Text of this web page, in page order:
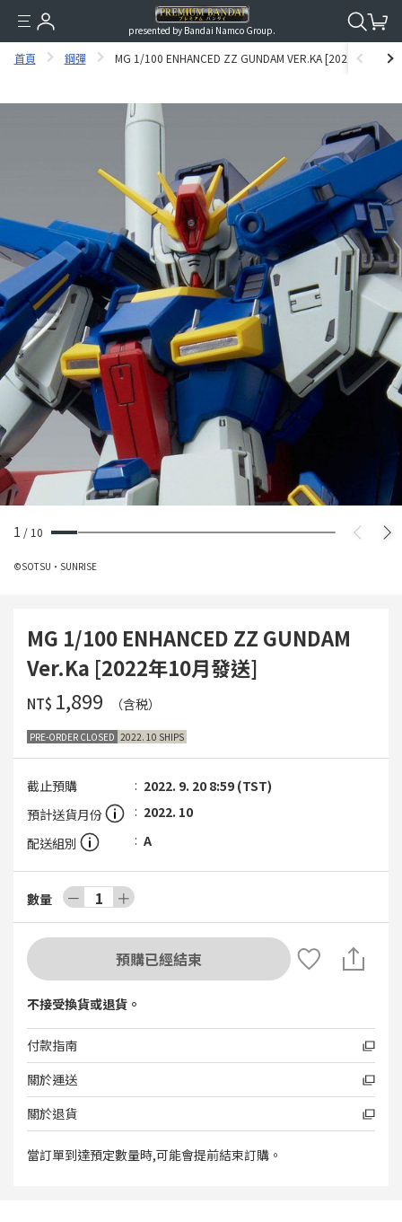
presented by Bandai Namco Group.
首頁 鋼彈 MG 1/100 ENHANCED ZZ GUNDAM VER.KA [2022年10月發
1 / 10
©SOTSU・SUNRISE
MG 1/100 ENHANCED ZZ GUNDAM
Ver.Ka [2022年10月發送]
NT$ ‌1,899 （含税）
PRE-ORDER CLOSED 2022. 10 SHIPS
截止預購
2022. 9. 20 8:59 (TST)
預計送貨月份
2022. 10
配送組別
A
數量 － 1 ＋
預購已經結束
不接受換貨或退貨。
付款指南
關於運送
關於退貨
當訂單到達預定數量時,可能會提前結束訂購。